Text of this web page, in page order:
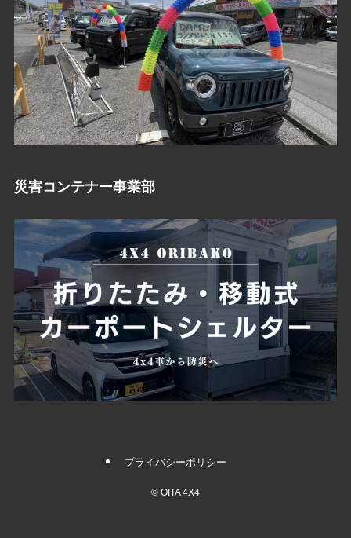
災害コンテナー事業部
プライバシーポリシー
© OITA 4X4